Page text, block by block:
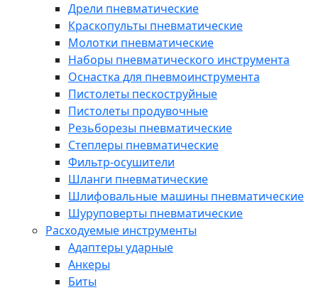
Дрели пневматические
Краскопульты пневматические
Молотки пневматические
Наборы пневматического инструмента
Оснастка для пневмоинструмента
Пистолеты пескоструйные
Пистолеты продувочные
Резьборезы пневматические
Степлеры пневматические
Фильтр-осушители
Шланги пневматические
Шлифовальные машины пневматические
Шуруповерты пневматические
Расходуемые инструменты
Адаптеры ударные
Анкеры
Биты